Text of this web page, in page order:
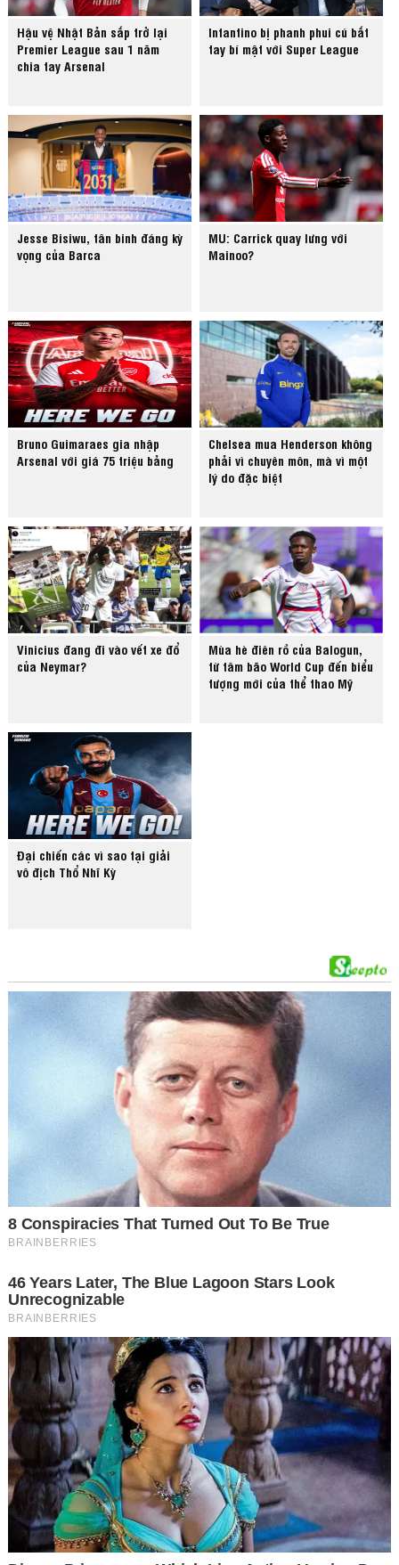
Hậu vệ Nhật Bản sắp trở lại
Premier League sau 1 năm
chia tay Arsenal
Infantino bị phanh phui cú bắt
tay bí mật với Super League
Jesse Bisiwu, tân binh đáng kỳ
vọng của Barca
MU: Carrick quay lưng với
Mainoo?
Bruno Guimaraes gia nhập
Arsenal với giá 75 triệu bảng
Chelsea mua Henderson không
phải vì chuyên môn, mà vì một
lý do đặc biệt
Vinicius đang đi vào vết xe đổ
của Neymar?
Mùa hè điên rồ của Balogun,
từ tâm bão World Cup đến biểu
tượng mới của thể thao Mỹ
Đại chiến các vì sao tại giải
vô địch Thổ Nhĩ Kỳ